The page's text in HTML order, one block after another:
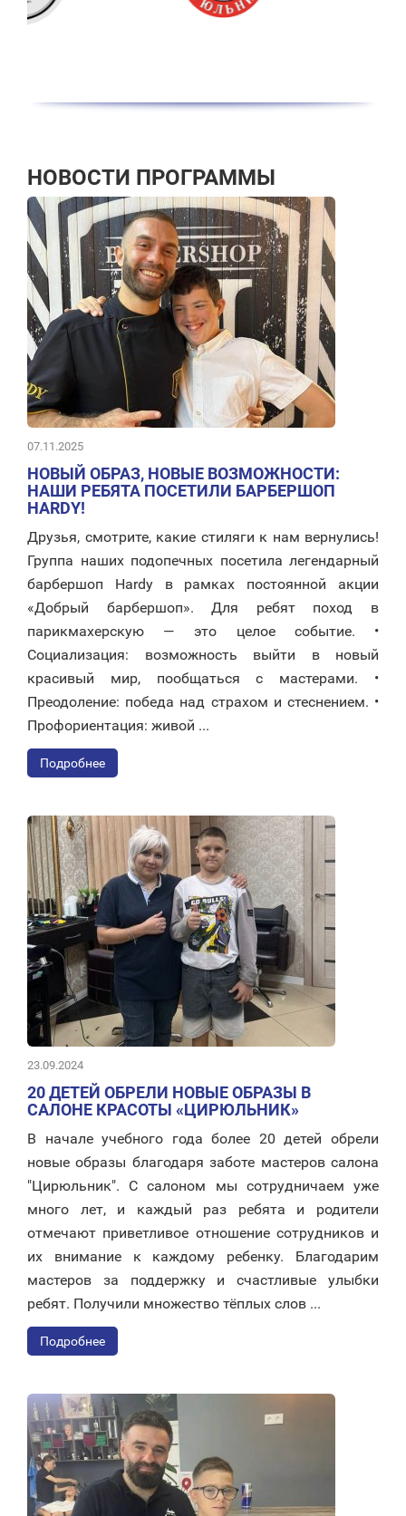
НОВОСТИ ПРОГРАММЫ
07.11.2025
НОВЫЙ ОБРАЗ, НОВЫЕ ВОЗМОЖНОСТИ:
НАШИ РЕБЯТА ПОСЕТИЛИ БАРБЕРШОП
HARDY!
Друзья, смотрите, какие стиляги к нам вернулись!
Группа наших подопечных посетила легендарный
барбершоп Hardy в рамках постоянной акции
«Добрый барбершоп». Для ребят поход в
парикмахерскую — это целое событие. •
Социализация: возможность выйти в новый
красивый мир, пообщаться с мастерами. •
Преодоление: победа над страхом и стеснением. •
Профориентация: живой ...
Подробнее
23.09.2024
20 ДЕТЕЙ ОБРЕЛИ НОВЫЕ ОБРАЗЫ В
САЛОНЕ КРАСОТЫ «ЦИРЮЛЬНИК»
В начале учебного года более 20 детей обрели
новые образы благодаря заботе мастеров салона
"Цирюльник". С салоном мы сотрудничаем уже
много лет, и каждый раз ребята и родители
отмечают приветливое отношение сотрудников и
их внимание к каждому ребенку. Благодарим
мастеров за поддержку и счастливые улыбки
ребят. Получили множество тёплых слов ...
Подробнее